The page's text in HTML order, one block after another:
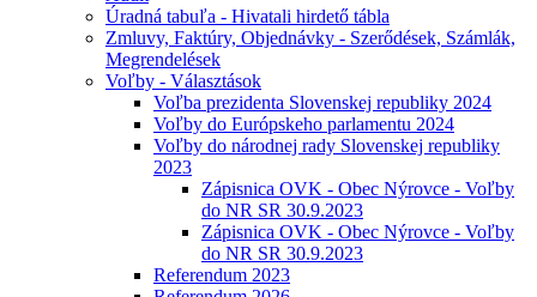
Úradná tabuľa - Hivatali hirdető tábla
Zmluvy, Faktúry, Objednávky - Szerődések, Számlák,
Megrendelések
Voľby - Választások
Voľba prezidenta Slovenskej republiky 2024
Voľby do Európskeho parlamentu 2024
Voľby do národnej rady Slovenskej republiky
2023
Zápisnica OVK - Obec Nýrovce - Voľby
do NR SR 30.9.2023
Zápisnica OVK - Obec Nýrovce - Voľby
do NR SR 30.9.2023
Referendum 2023